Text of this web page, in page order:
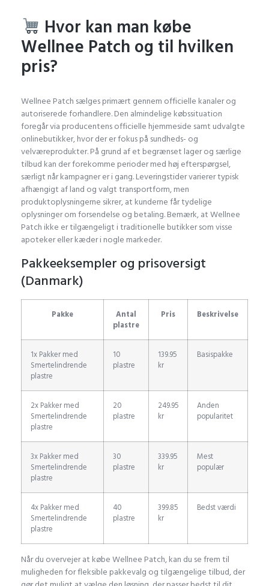
Hvor kan man købe
Wellnee Patch og til hvilken
pris?
Wellnee Patch sælges primært gennem officielle kanaler og
autoriserede forhandlere. Den almindelige købssituation
foregår via producentens officielle hjemmeside samt udvalgte
onlinebutikker, hvor der er fokus på sundheds- og
velværeprodukter. På grund af et begrænset lager og særlige
tilbud kan der forekomme perioder med høj efterspørgsel,
særligt når kampagner er i gang. Leveringstider varierer typisk
afhængigt af land og valgt transportform, men
produktoplysningerne sikrer, at kunderne får tydelige
oplysninger om forsendelse og betaling. Bemærk, at Wellnee
Patch ikke er tilgængeligt i traditionelle butikker som visse
apoteker eller kæder i nogle markeder.
Pakkeeksempler og prisoversigt
(Danmark)
Pakke
Antal
plastre
Pris Beskrivelse
1x Pakker med
Smertelindrende
plastre
10
plastre
139.95
kr
Basispakke
2x Pakker med
Smertelindrende
plastre
20
plastre
249.95
kr
Anden
popularitet
3x Pakker med
Smertelindrende
plastre
30
plastre
339.95
kr
Mest
populær
4x Pakker med
Smertelindrende
plastre
40
plastre
399.85
kr
Bedst værdi
Når du overvejer at købe Wellnee Patch, kan du se frem til
muligheden for fleksible pakkevalg og tilgængelige tilbud, der